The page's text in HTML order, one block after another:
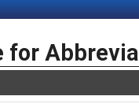
for